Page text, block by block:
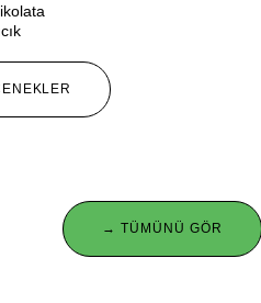
→ TÜMÜNÜ GÖR